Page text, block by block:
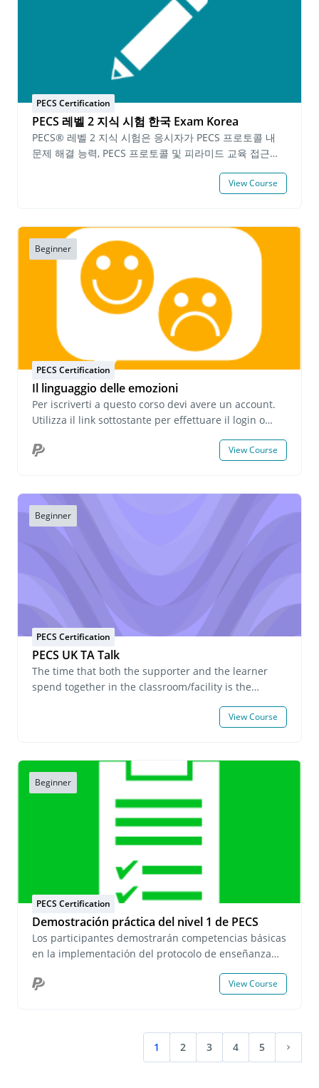
Level 1 or Level 2 Workshop within 6 months. Fee:
$250.00 USD per person
を実践しているところを表す。 学習者に活動やレッスン
の中で属性後を教えているところの実践 学習者に活動
やレッスンの中でフェイズ 6を教えているところの実践
筆記提出必須事項: 機能的な活動の中でどのようにPECS
が実践されているかの詳細説明（一日を通してPECSを実
題についての質問に答える PECSのフェイズとエラー修
正方法を見極める PECSのフェイズをどのように指導す
るかについて計画書を書く 各フェイズの実践映像と筆記
提出物に対しての自己評価を提出 PECSレベル２実践の
事項を全て基準に満たされると、認定資格志願者はPECS
レベル２インプリメンター認定資格が授与されます。
ら３年間有効です。 期限有効なPECS レベル1 インプリ
メンター認定™を お持ちの方はPECS レベル 2 インプリ
メンター認定に進むことができます。 前提条件: 有効な
PECSレベル１インプリメンター認定™修了書 と PECS
レベル２ 知識試験™合格修了書 費用: 70,000 円 (10%
PECS Certification
PECS 레벨 2 지식 시험 한국 Exam Korea
PECS® 레벨 2 지식 시험은 응시자가 PECS 프로토콜 내
문제 해결 능력, PECS 프로토콜 및 피라미드 교육 접근법
지도 지식을 입증해야 합니다. 응시자는 PECS 레벨 2 시험
발급일로부터 2년간 유효합니다)가 발급됩니다. 시험 완료
후, 유효한 PECS 레벨 2 지식 인증서를 소지한 개인은
PECS 레벨 2 실습 시연으로 진행할 수 있습니다. 선행 요
건: 지원자는 지난 6개월 이내에 Pyramid Educational
Consultants에서 발급한 PECS 레벨 2 교육 수료증을 소
지하고 유효한 PECS 레벨 1 지식 인증서를 보유해야 합니
다. 수수료: 1인당 $40.00 USD
View Course
Beginner
PECS Certification
Il linguaggio delle emozioni
Per iscriverti a questo corso devi avere un account.
Utilizza il link sottostante per effettuare il login o
o desideri richiedere informazioni sulle iscrizioni di
View Course
Beginner
PECS Certification
PECS UK TA Talk
The time that both the supporter and the learner
spend together in the classroom/facility is the
is responsible for teaching the learner academics
related disabilities on a daily basis, what should they
do to ensure that the target learners can actively
participate in their learning? Where should they
start? We will introduce the most important basic
knowledge in daily support, such as basic support
methods, and practice them together with you. In
addition, we will provide a detailed explanation of
practical methods that can be used to motivate
learners and teach them the skills to learn
effectively. This supporter training course is a
qualification for supporters who provide support in
classrooms/facilities such as special needs
education, disability support facilities, child
centers, and child development day care centers.
that are important when working as a supporter. It
also introduces various ideas that will help staff
manage their classrooms.Eligibility Requirements:
View Course
Beginner
PECS Certification
Demostración práctica del nivel 1 de PECS
Los participantes demostrarán competencias básicas
en la implementación del protocolo de enseñanza
Educación®. Los requisitos de demostración
requisitos escritos incluyen la presentación de: Dos
planes de instrucción. Tres hojas de datos. Una
descripción escrita de cómo se está implementando
View Course
1(current)
2 3 4 5 다음